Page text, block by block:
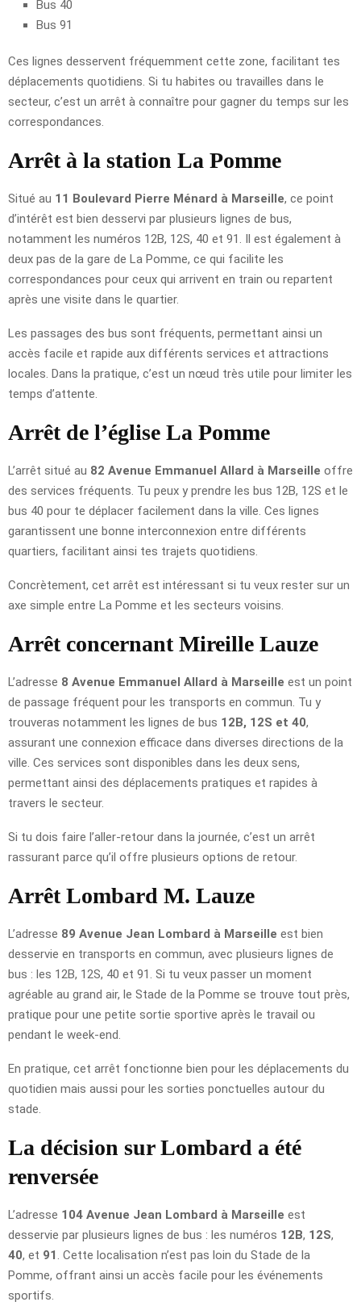
Bus 40
Bus 91
Ces lignes desservent fréquemment cette zone, facilitant tes
déplacements quotidiens. Si tu habites ou travailles dans le
secteur, c’est un arrêt à connaître pour gagner du temps sur les
correspondances.
Arrêt à la station La Pomme
Situé au 11 Boulevard Pierre Ménard à Marseille, ce point
d’intérêt est bien desservi par plusieurs lignes de bus,
notamment les numéros 12B, 12S, 40 et 91. Il est également à
deux pas de la gare de La Pomme, ce qui facilite les
correspondances pour ceux qui arrivent en train ou repartent
après une visite dans le quartier.
Les passages des bus sont fréquents, permettant ainsi un
accès facile et rapide aux différents services et attractions
locales. Dans la pratique, c’est un nœud très utile pour limiter les
temps d’attente.
Arrêt de l’église La Pomme
L’arrêt situé au 82 Avenue Emmanuel Allard à Marseille offre
des services fréquents. Tu peux y prendre les bus 12B, 12S et le
bus 40 pour te déplacer facilement dans la ville. Ces lignes
garantissent une bonne interconnexion entre différents
quartiers, facilitant ainsi tes trajets quotidiens.
Concrètement, cet arrêt est intéressant si tu veux rester sur un
axe simple entre La Pomme et les secteurs voisins.
Arrêt concernant Mireille Lauze
L’adresse 8 Avenue Emmanuel Allard à Marseille est un point
de passage fréquent pour les transports en commun. Tu y
trouveras notamment les lignes de bus 12B, 12S et 40,
assurant une connexion efficace dans diverses directions de la
ville. Ces services sont disponibles dans les deux sens,
permettant ainsi des déplacements pratiques et rapides à
travers le secteur.
Si tu dois faire l’aller-retour dans la journée, c’est un arrêt
rassurant parce qu’il offre plusieurs options de retour.
Arrêt Lombard M. Lauze
L’adresse 89 Avenue Jean Lombard à Marseille est bien
desservie en transports en commun, avec plusieurs lignes de
bus : les 12B, 12S, 40 et 91. Si tu veux passer un moment
agréable au grand air, le Stade de la Pomme se trouve tout près,
pratique pour une petite sortie sportive après le travail ou
pendant le week-end.
En pratique, cet arrêt fonctionne bien pour les déplacements du
quotidien mais aussi pour les sorties ponctuelles autour du
stade.
La décision sur Lombard a été
renversée
L’adresse 104 Avenue Jean Lombard à Marseille est
desservie par plusieurs lignes de bus : les numéros 12B, 12S,
40, et 91 . Cette localisation n’est pas loin du Stade de la
Pomme, offrant ainsi un accès facile pour les événements
sportifs.